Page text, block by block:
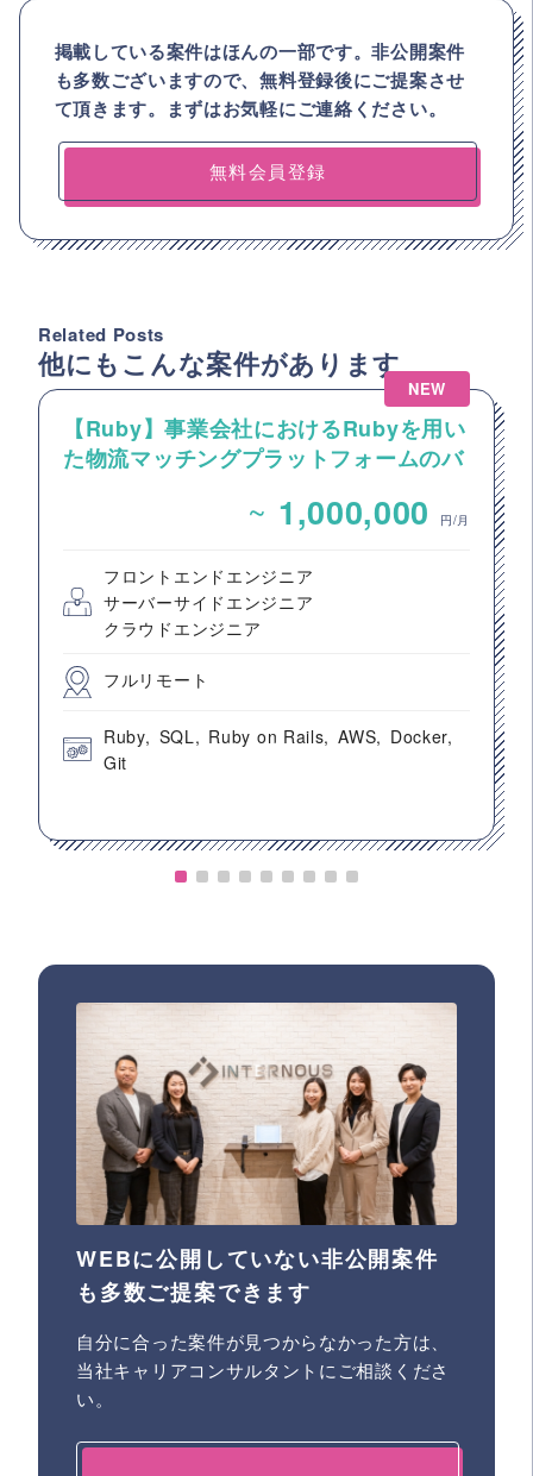
掲載している案件はほんの一部です。非公開案件
も多数ございますので、無料登録後にご提案させ
て頂きます。まずはお気軽にご連絡ください。
無料会員登録
Related Posts
他にもこんな案件があります
NEW
【Ruby】事業会社におけるRubyを用い
た物流マッチングプラットフォームのバ
~ 1,000,000 円/月
フロントエンドエンジニア
サーバーサイドエンジニア
クラウドエンジニア
フルリモート
Ruby SQL Ruby on Rails AWS
Docker
Git
WEBに公開していない非公開案件
も多数ご提案できます
自分に合った案件が見つからなかった方は、
当社キャリアコンサルタントにご相談くださ
い。